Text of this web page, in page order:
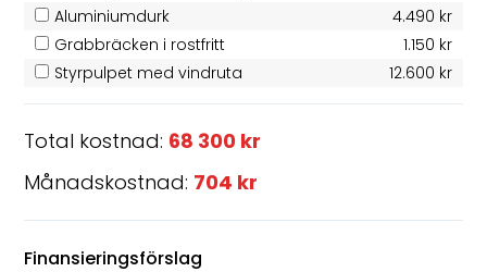
Aluminiumdurk
4.490 kr
Grabbräcken i rostfritt
1.150 kr
Styrpulpet med vindruta
12.600 kr
Total kostnad: 68 300 kr
Månadskostnad: 704 kr
Finansieringsförslag